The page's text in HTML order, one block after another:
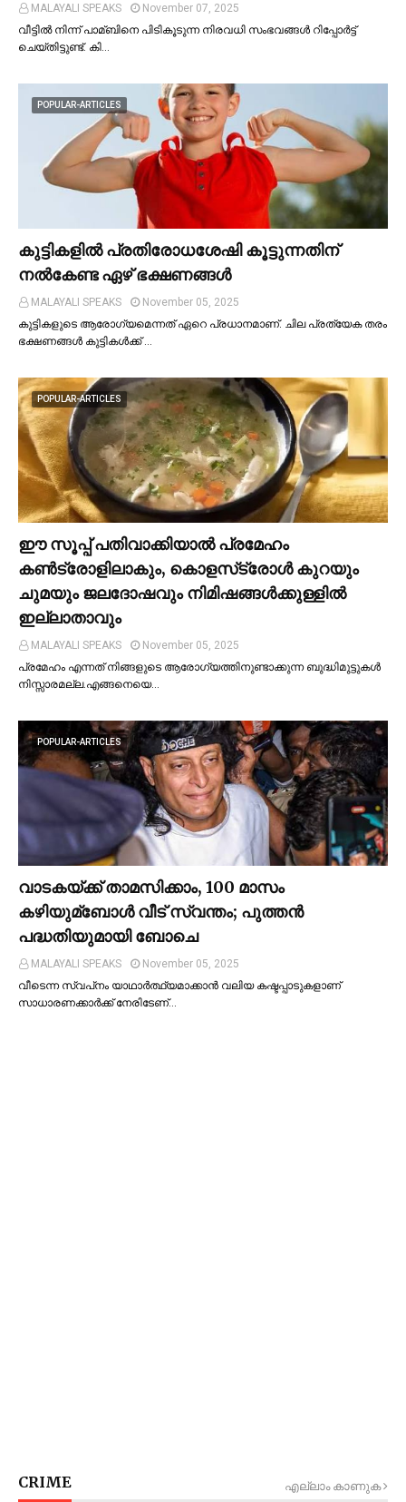
MALAYALI SPEAKS
November 07, 2025
വീട്ടില്‍ നിന്ന് പാമ്ബിനെ പിടികൂടുന്ന നിരവധി സംഭവങ്ങള്‍ റിപ്പോർട്ട്
ചെയ്തിട്ടുണ്ട്. കി…
POPULAR-ARTICLES
കുട്ടികളില്‍ പ്രതിരോധശേഷി കൂട്ടുന്നതിന്
നല്‍കേണ്ട ഏഴ് ഭക്ഷണങ്ങള്‍
MALAYALI SPEAKS
November 05, 2025
കുട്ടികളുടെ ആരോഗ്യമെന്നത് ഏറെ പ്രധാനമാണ്. ചില പ്രത്യേക തരം
ഭക്ഷണങ്ങള്‍ കുട്ടികള്‍ക്ക് …
POPULAR-ARTICLES
ഈ സൂപ്പ് പതിവാക്കിയാല്‍ പ്രമേഹം
കണ്‍ട്രോളിലാകും, കൊളസ്‌ട്രോള്‍ കുറയും
ചുമയും ജലദോഷവും നിമിഷങ്ങള്‍ക്കുള്ളില്‍
ഇല്ലാതാവും
MALAYALI SPEAKS
November 05, 2025
പ്രമേഹം എന്നത് നിങ്ങളുടെ ആരോഗ്യത്തിനുണ്ടാക്കുന്ന ബുദ്ധിമുട്ടുകള്‍
നിസ്സാരമല്ല.എങ്ങനെയെ…
POPULAR-ARTICLES
വാടകയ്ക്ക് താമസിക്കാം, 100 മാസം
കഴിയുമ്ബോള്‍ വീട് സ്വന്തം; പുത്തന്‍
പദ്ധതിയുമായി ബോചെ
MALAYALI SPEAKS
November 05, 2025
വീടെന്ന സ്വപ്‌നം യാഥാര്‍ത്ഥ്യമാക്കാന്‍ വലിയ കഷ്ടപ്പാടുകളാണ്
സാധാരണക്കാര്‍ക്ക് നേരിടേണ്…
CRIME എല്ലാം കാണുക